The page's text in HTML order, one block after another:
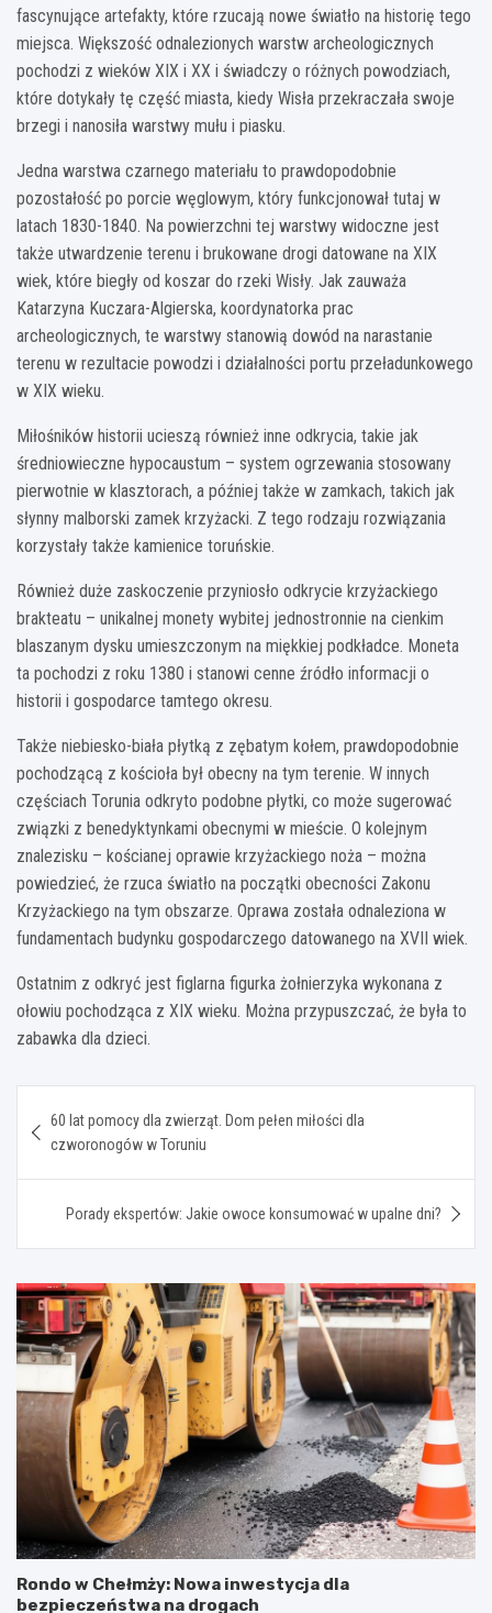
fascynujące artefakty, które rzucają nowe światło na historię tego
miejsca. Większość odnalezionych warstw archeologicznych
pochodzi z wieków XIX i XX i świadczy o różnych powodziach,
które dotykały tę część miasta, kiedy Wisła przekraczała swoje
brzegi i nanosiła warstwy mułu i piasku.
Jedna warstwa czarnego materiału to prawdopodobnie
pozostałość po porcie węglowym, który funkcjonował tutaj w
latach 1830-1840. Na powierzchni tej warstwy widoczne jest
także utwardzenie terenu i brukowane drogi datowane na XIX
wiek, które biegły od koszar do rzeki Wisły. Jak zauważa
Katarzyna Kuczara-Algierska, koordynatorka prac
archeologicznych, te warstwy stanowią dowód na narastanie
terenu w rezultacie powodzi i działalności portu przeładunkowego
w XIX wieku.
Miłośników historii ucieszą również inne odkrycia, takie jak
średniowieczne hypocaustum – system ogrzewania stosowany
pierwotnie w klasztorach, a później także w zamkach, takich jak
słynny malborski zamek krzyżacki. Z tego rodzaju rozwiązania
korzystały także kamienice toruńskie.
Również duże zaskoczenie przyniosło odkrycie krzyżackiego
brakteatu – unikalnej monety wybitej jednostronnie na cienkim
blaszanym dysku umieszczonym na miękkiej podkładce. Moneta
ta pochodzi z roku 1380 i stanowi cenne źródło informacji o
historii i gospodarce tamtego okresu.
Także niebiesko-biała płytką z zębatym kołem, prawdopodobnie
pochodzącą z kościoła był obecny na tym terenie. W innych
częściach Torunia odkryto podobne płytki, co może sugerować
związki z benedyktynkami obecnymi w mieście. O kolejnym
znalezisku – kościanej oprawie krzyżackiego noża – można
powiedzieć, że rzuca światło na początki obecności Zakonu
Krzyżackiego na tym obszarze. Oprawa została odnaleziona w
fundamentach budynku gospodarczego datowanego na XVII wiek.
Ostatnim z odkryć jest figlarna figurka żołnierzyka wykonana z
ołowiu pochodząca z XIX wieku. Można przypuszczać, że była to
zabawka dla dzieci.
wpisu
60 lat pomocy dla zwierząt. Dom pełen miłości dla
czworonogów w Toruniu
Porady ekspertów: Jakie owoce konsumować w upalne dni?
Rondo w Chełmży: Nowa inwestycja dla
bezpieczeństwa na drogach